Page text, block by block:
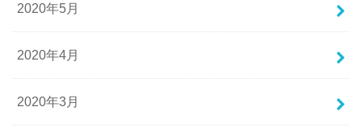
2020年5月
2020年4月
2020年3月